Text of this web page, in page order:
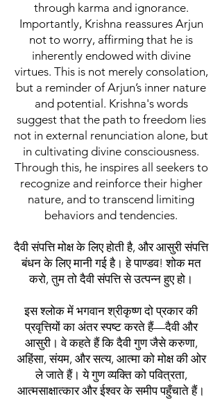
through karma and ignorance.
Importantly, Krishna reassures Arjun
not to worry, affirming that he is
inherently endowed with divine
virtues. This is not merely consolation,
but a reminder of Arjun’s inner nature
and potential. Krishna's words
suggest that the path to freedom lies
not in external renunciation alone, but
in cultivating divine consciousness.
Through this, he inspires all seekers to
recognize and reinforce their higher
nature, and to transcend limiting
behaviors and tendencies.
दैवी संपत्ति मोक्ष के लिए होती है, और आसुरी संपत्ति
बंधन के लिए मानी गई है। हे पाण्डव! शोक मत
करो, तुम तो दैवी संपत्ति से उत्पन्न हुए हो।
इस श्लोक में भगवान श्रीकृष्ण दो प्रकार की
प्रवृत्तियों का अंतर स्पष्ट करते हैं—दैवी और
आसुरी। वे कहते हैं कि दैवी गुण जैसे करुणा,
अहिंसा, संयम, और सत्य, आत्मा को मोक्ष की ओर
ले जाते हैं। ये गुण व्यक्ति को पवित्रता,
आत्मसाक्षात्कार और ईश्वर के समीप पहुँचाते हैं।